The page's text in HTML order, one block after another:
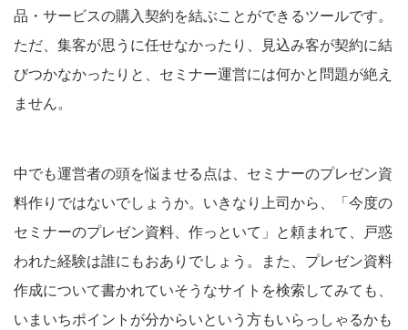
品・サービスの購入契約を結ぶことができるツールです。
ただ、集客が思うに任せなかったり、見込み客が契約に結
びつかなかったりと、セミナー運営には何かと問題が絶え
ません。
中でも運営者の頭を悩ませる点は、セミナーのプレゼン資
料作りではないでしょうか。いきなり上司から、「今度の
セミナーのプレゼン資料、作っといて」と頼まれて、戸惑
われた経験は誰にもおありでしょう。また、プレゼン資料
作成について書かれていそうなサイトを検索してみても、
いまいちポイントが分からいという方もいらっしゃるかも